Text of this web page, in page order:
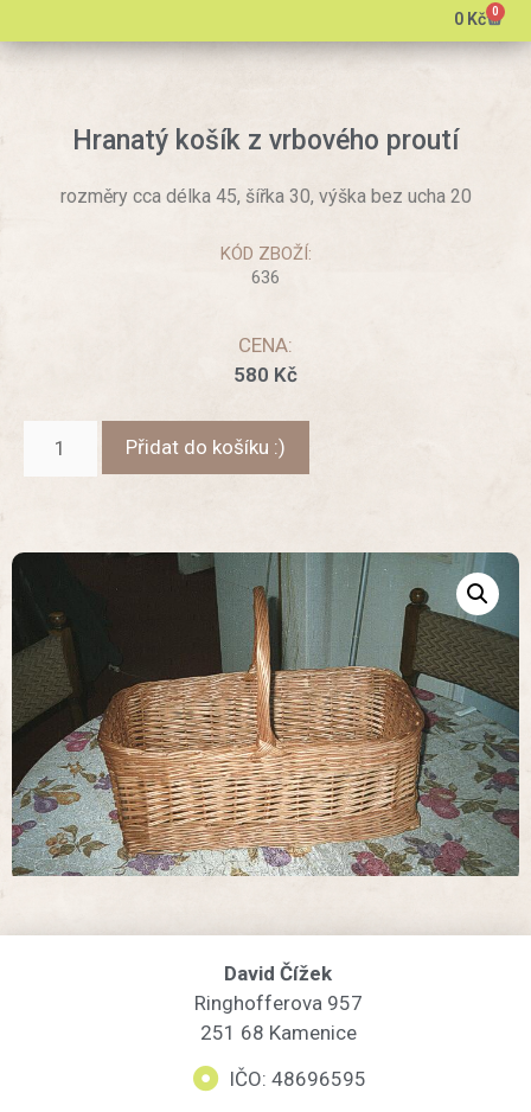
0 Kč 0
Hranatý košík z vrbového proutí
rozměry cca délka 45, šířka 30, výška bez ucha 20
KÓD ZBOŽÍ:
636
CENA:
580 Kč
Přidat do košíku :)
David Čížek
Ringhofferova 957
251 68 Kamenice
IČO: 48696595